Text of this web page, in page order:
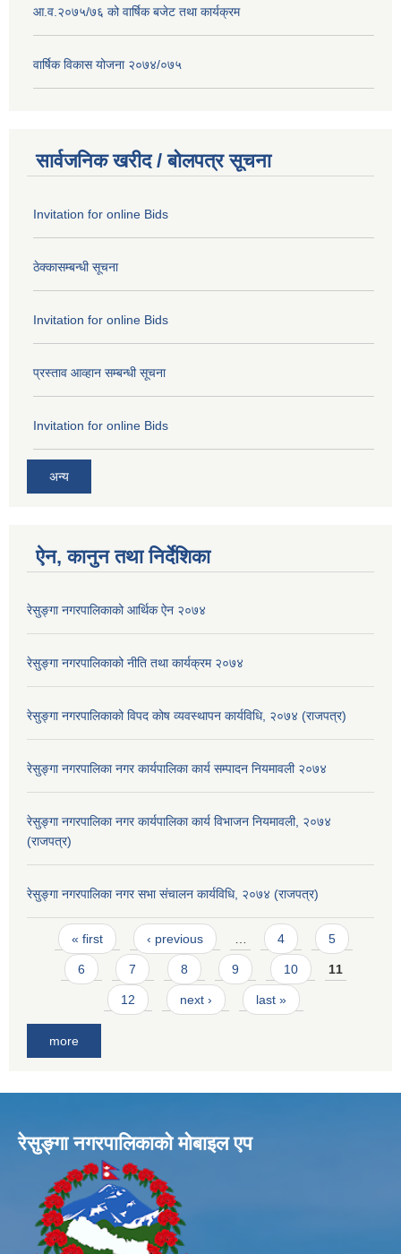
आ.व.२०७५/७६ को वार्षिक बजेट तथा कार्यक्रम
वार्षिक विकास योजना २०७४/०७५
सार्वजनिक खरीद / बोलपत्र सूचना
Invitation for online Bids
ठेक्कासम्बन्धी सूचना
Invitation for online Bids
प्रस्ताव आव्हान सम्बन्धी सूचना
Invitation for online Bids
अन्य
ऐन, कानुन तथा निर्देशिका
रेसुङ्गा नगरपालिकाको आर्थिक ऐन २०७४
रेसुङ्गा नगरपालिकाको नीति तथा कार्यक्रम २०७४
रेसुङ्गा नगरपालिकाको विपद कोष व्यवस्थापन कार्यविधि, २०७४ (राजपत्र)
रेसुङ्गा नगरपालिका नगर कार्यपालिका कार्य सम्पादन नियमावली २०७४
रेसुङ्गा नगरपालिका नगर कार्यपालिका कार्य विभाजन नियमावली, २०७४
(राजपत्र)
रेसुङ्गा नगरपालिका नगर सभा संचालन कार्यविधि, २०७४ (राजपत्र)
Pages
« first ‹ previous 4 5
6 7 8 9 10 11
12 next › last »
more
रेसुङ्गा नगरपालिकाकाे माेबाइल एप